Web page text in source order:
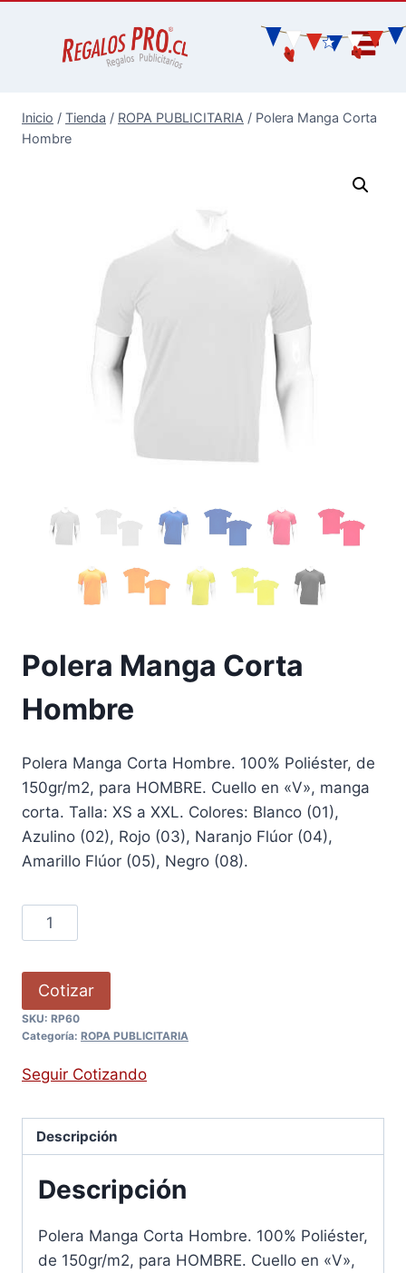
Inicio / Tienda / ROPA PUBLICITARIA / Polera Manga Corta
Hombre
Polera Manga Corta
Hombre
Polera Manga Corta Hombre. 100% Poliéster, de
150gr/m2, para HOMBRE. Cuello en «V», manga
corta. Talla: XS a XXL. Colores: Blanco (01),
Azulino (02), Rojo (03), Naranjo Flúor (04),
Amarillo Flúor (05), Negro (08).
Cotizar
SKU: RP60
Categoría: ROPA PUBLICITARIA
Seguir Cotizando
Descripción
Descripción
Polera Manga Corta Hombre. 100% Poliéster,
de 150gr/m2, para HOMBRE. Cuello en «V»,